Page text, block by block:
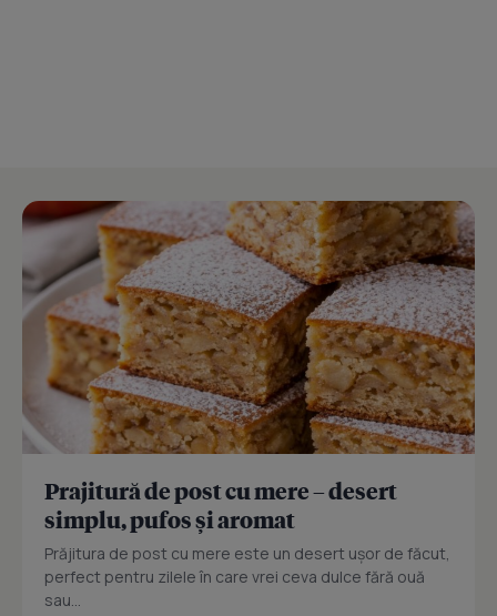
Prajitură de post cu mere – desert
simplu, pufos și aromat
Prăjitura de post cu mere este un desert ușor de făcut,
perfect pentru zilele în care vrei ceva dulce fără ouă
sau...